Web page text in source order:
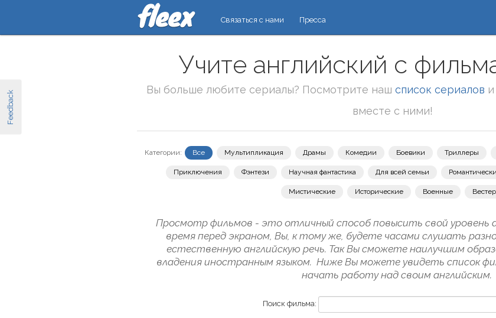
Feedback
Связаться с нами Пресса
Учите английский с
Вы больше любите сериалы? Посмотрите наш список сериалов
вместе с ними!
Категории: Все Мультипликация Драмы Комедии Боевики Триллеры
Приключения Фэнтези Научная фантастика Для всей семьи
Мистические Исторические Военные
Просмотр фильмов - это отличный способ повысить свой уровень
время перед экраном, Вы, к тому же, будете часами слушать
естественную английскую речь. Так Вы сможете наилучшим
владения иностранным языком. Ниже Вы можете увидеть список
начать работу над своим английским.
Поиск фильма: